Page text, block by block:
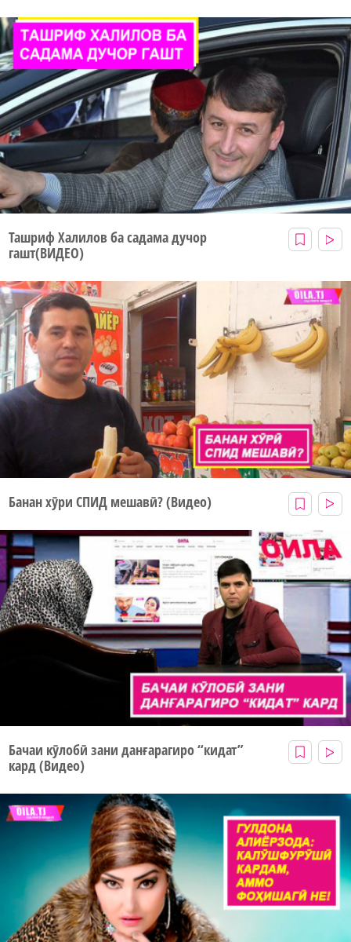
Ташриф Халилов ба садама дучор
гашт(ВИДЕО)
Банан хӯри СПИД мешавӣ? (Видео)
Бачаи кӯлобӣ зани данғарагиро “кидат”
кард (Видео)